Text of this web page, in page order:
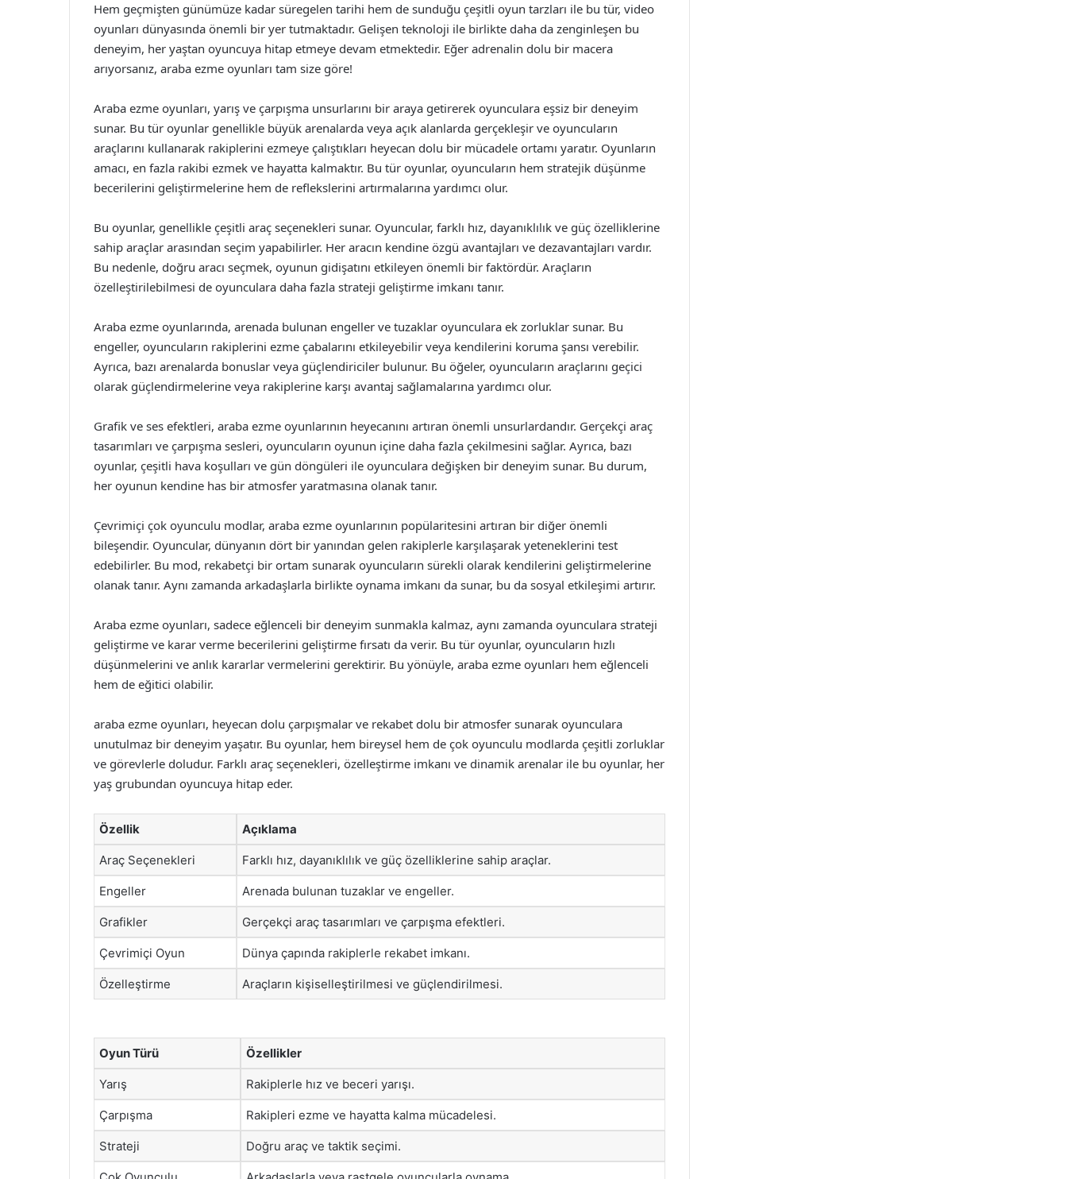
Hem geçmişten günümüze kadar süregelen tarihi hem de sunduğu çeşitli oyun tarzları ile bu tür, video
oyunları dünyasında önemli bir yer tutmaktadır. Gelişen teknoloji ile birlikte daha da zenginleşen bu
deneyim, her yaştan oyuncuya hitap etmeye devam etmektedir. Eğer adrenalin dolu bir macera
arıyorsanız, araba ezme oyunları tam size göre!
Araba ezme oyunları, yarış ve çarpışma unsurlarını bir araya getirerek oyunculara eşsiz bir deneyim
sunar. Bu tür oyunlar genellikle büyük arenalarda veya açık alanlarda gerçekleşir ve oyuncuların
araçlarını kullanarak rakiplerini ezmeye çalıştıkları heyecan dolu bir mücadele ortamı yaratır. Oyunların
amacı, en fazla rakibi ezmek ve hayatta kalmaktır. Bu tür oyunlar, oyuncuların hem stratejik düşünme
becerilerini geliştirmelerine hem de reflekslerini artırmalarına yardımcı olur.
Bu oyunlar, genellikle çeşitli araç seçenekleri sunar. Oyuncular, farklı hız, dayanıklılık ve güç özelliklerine
sahip araçlar arasından seçim yapabilirler. Her aracın kendine özgü avantajları ve dezavantajları vardır.
Bu nedenle, doğru aracı seçmek, oyunun gidişatını etkileyen önemli bir faktördür. Araçların
özelleştirilebilmesi de oyunculara daha fazla strateji geliştirme imkanı tanır.
Araba ezme oyunlarında, arenada bulunan engeller ve tuzaklar oyunculara ek zorluklar sunar. Bu
engeller, oyuncuların rakiplerini ezme çabalarını etkileyebilir veya kendilerini koruma şansı verebilir.
Ayrıca, bazı arenalarda bonuslar veya güçlendiriciler bulunur. Bu öğeler, oyuncuların araçlarını geçici
olarak güçlendirmelerine veya rakiplerine karşı avantaj sağlamalarına yardımcı olur.
Grafik ve ses efektleri, araba ezme oyunlarının heyecanını artıran önemli unsurlardandır. Gerçekçi araç
tasarımları ve çarpışma sesleri, oyuncuların oyunun içine daha fazla çekilmesini sağlar. Ayrıca, bazı
oyunlar, çeşitli hava koşulları ve gün döngüleri ile oyunculara değişken bir deneyim sunar. Bu durum,
her oyunun kendine has bir atmosfer yaratmasına olanak tanır.
Çevrimiçi çok oyunculu modlar, araba ezme oyunlarının popülaritesini artıran bir diğer önemli
bileşendir. Oyuncular, dünyanın dört bir yanından gelen rakiplerle karşılaşarak yeteneklerini test
edebilirler. Bu mod, rekabetçi bir ortam sunarak oyuncuların sürekli olarak kendilerini geliştirmelerine
olanak tanır. Aynı zamanda arkadaşlarla birlikte oynama imkanı da sunar, bu da sosyal etkileşimi artırır.
Araba ezme oyunları, sadece eğlenceli bir deneyim sunmakla kalmaz, aynı zamanda oyunculara strateji
geliştirme ve karar verme becerilerini geliştirme fırsatı da verir. Bu tür oyunlar, oyuncuların hızlı
düşünmelerini ve anlık kararlar vermelerini gerektirir. Bu yönüyle, araba ezme oyunları hem eğlenceli
hem de eğitici olabilir.
araba ezme oyunları, heyecan dolu çarpışmalar ve rekabet dolu bir atmosfer sunarak oyunculara
unutulmaz bir deneyim yaşatır. Bu oyunlar, hem bireysel hem de çok oyunculu modlarda çeşitli zorluklar
ve görevlerle doludur. Farklı araç seçenekleri, özelleştirme imkanı ve dinamik arenalar ile bu oyunlar, her
yaş grubundan oyuncuya hitap eder.
Özellik Açıklama
Araç Seçenekleri Farklı hız, dayanıklılık ve güç özelliklerine sahip araçlar.
Engeller Arenada bulunan tuzaklar ve engeller.
Grafikler Gerçekçi araç tasarımları ve çarpışma efektleri.
Çevrimiçi Oyun Dünya çapında rakiplerle rekabet imkanı.
Özelleştirme Araçların kişiselleştirilmesi ve güçlendirilmesi.
Oyun Türü Özellikler
Yarış Rakiplerle hız ve beceri yarışı.
Çarpışma Rakipleri ezme ve hayatta kalma mücadelesi.
Strateji Doğru araç ve taktik seçimi.